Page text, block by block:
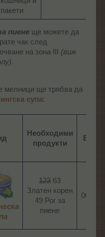
пакети​
пиене ще можете да
чак след
на зона III (виж
.
мелници ще трябва да
супа:
Необходими
продукти
123 63
Златен корен
49 Рог за
пиене​